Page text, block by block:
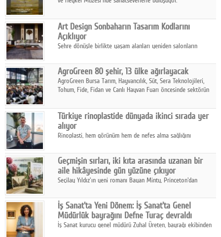
Art Design Sonbaharın Tasarım Kodlarını
Açıklıyor
Şehre dönüşle birlikte yaşam alanları yeniden salonların
sonbaharın tasarım kodlarını açıklıyor.
AgroGreen 80 şehir, 13 ülke ağırlayacak
AgroGreen Bursa Tarım, Hayvancılık, Süt, Sera Teknolojileri,
Tohum, Fide, Fidan ve Canlı Hayvan Fuarı öncesinde sektörün
Türkiye rinoplastide dünyada ikinci sırada yer
alıyor
Rinoplasti, hem görünüm hem de nefes alma sağlığını
biri konumunda.
Geçmişin sırları, iki kıta arasında uzanan bir
aile hikâyesinde gün yüzüne çıkıyor
Seçilay Yıldız'ın yeni romanı Bayan Minty, Princeton'dan
katmanlı bir aile hikâyesi anlatıyor.
İş Sanat'ta Yeni Dönem: İş Sanat'ta Genel
Müdürlük bayrağını Defne Turaç devraldı
İş Sanat kurucu genel müdürü Zuhal Üreten, bayrağı ekibinden